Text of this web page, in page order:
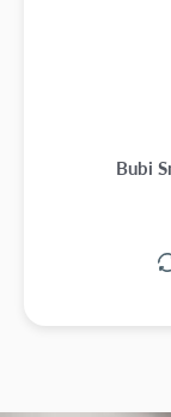
Bubi